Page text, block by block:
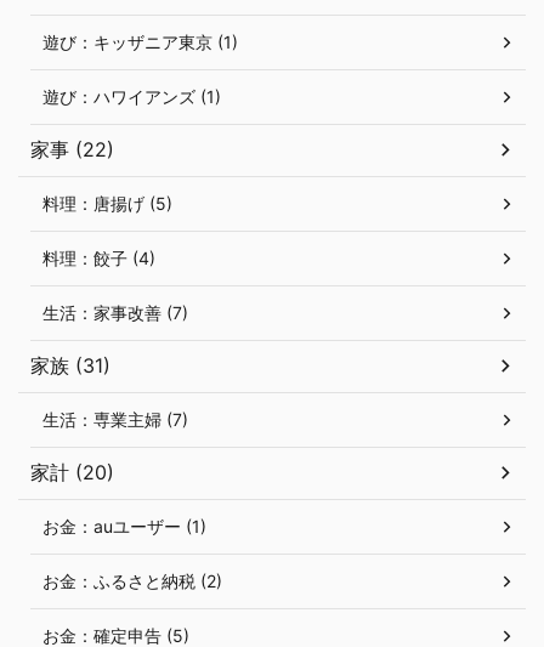
遊び：キッザニア東京 (1)
遊び：ハワイアンズ (1)
家事 (22)
料理：唐揚げ (5)
料理：餃子 (4)
生活：家事改善 (7)
家族 (31)
生活：専業主婦 (7)
家計 (20)
お金：auユーザー (1)
お金：ふるさと納税 (2)
お金：確定申告 (5)